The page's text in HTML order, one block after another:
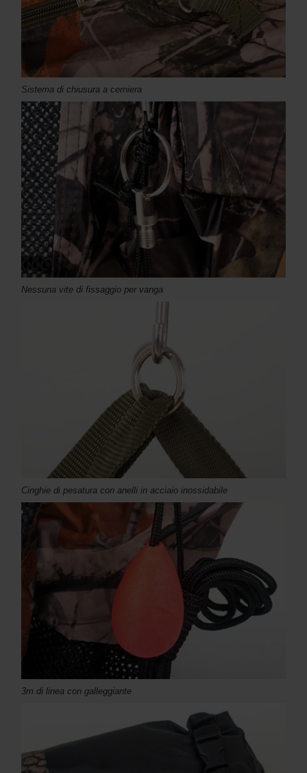
Sistema di chiusura a cerniera
Nessuna vite di fissaggio per vanga
Cinghie di pesatura con anelli in acciaio inossidabile
3m di linea con galleggiante